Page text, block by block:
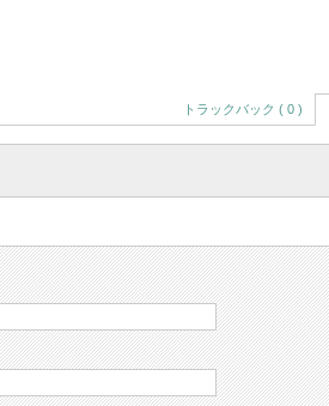
トラックバック ( 0 )